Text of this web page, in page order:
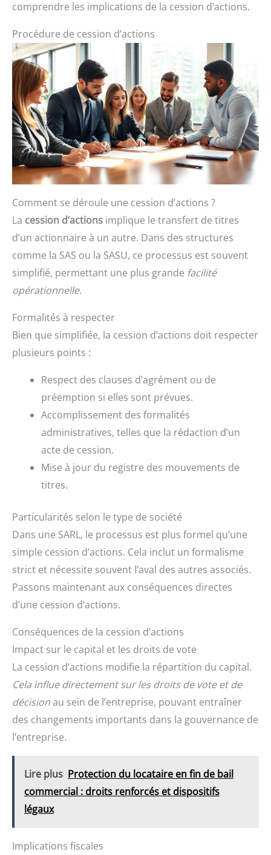
comprendre les implications de la cession d’actions.
Procédure de cession d’actions
Comment se déroule une cession d’actions ?
La cession d’actions implique le transfert de titres
d’un actionnaire à un autre. Dans des structures
comme la SAS ou la SASU, ce processus est souvent
simplifié, permettant une plus grande facilité
opérationnelle.
Formalités à respecter
Bien que simplifiée, la cession d’actions doit respecter
plusieurs points :
Respect des clauses d’agrément ou de
préemption si elles sont prévues.
Accomplissement des formalités
administratives, telles que la rédaction d’un
acte de cession.
Mise à jour du registre des mouvements de
titres.
Particularités selon le type de société
Dans une SARL, le processus est plus formel qu’une
simple cession d’actions. Cela inclut un formalisme
strict et nécessite souvent l’aval des autres associés.
Passons maintenant aux conséquences directes
d’une cession d’actions.
Conséquences de la cession d’actions
Impact sur le capital et les droits de vote
La cession d’actions modifie la répartition du capital.
Cela influe directement sur les droits de vote et de
décisionau sein de l’entreprise, pouvant entraîner
des changements importants dans la gouvernance de
l’entreprise.
Lire plus Protection du locataire en fin de bail
commercial : droits renforcés et dispositifs
légaux
Implications fiscales